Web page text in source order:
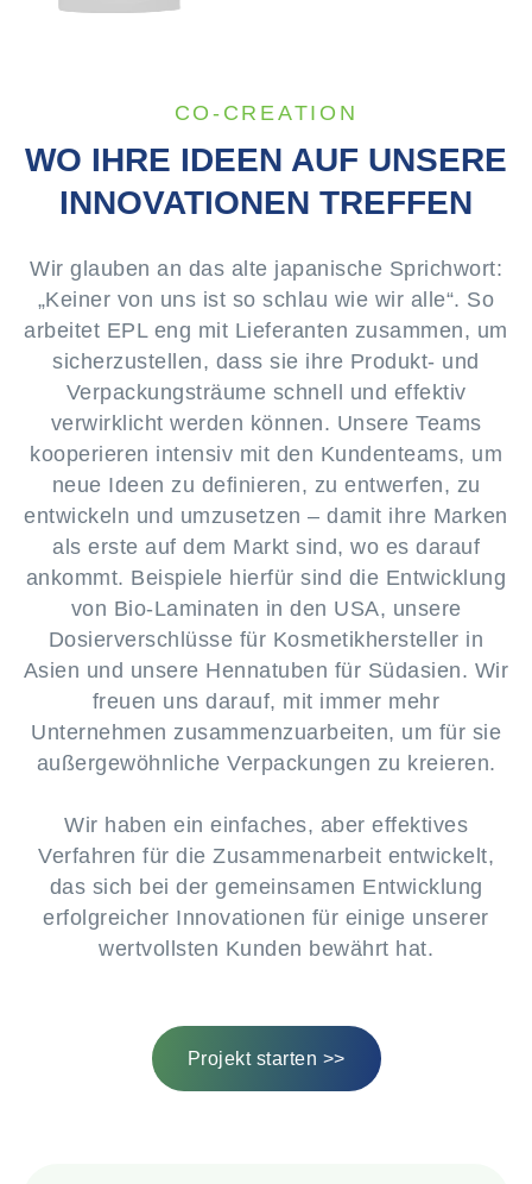
CO-CREATION
WO IHRE IDEEN AUF UNSERE
INNOVATIONEN TREFFEN
Projekt starten >>
Wir glauben an das alte japanische Sprichwort:
„Keiner von uns ist so schlau wie wir alle“. So
arbeitet EPL eng mit Lieferanten zusammen, um
sicherzustellen, dass sie ihre Produkt- und
Verpackungsträume schnell und effektiv
verwirklicht werden können. Unsere Teams
kooperieren intensiv mit den Kundenteams, um
neue Ideen zu definieren, zu entwerfen, zu
entwickeln und umzusetzen – damit ihre Marken
als erste auf dem Markt sind, wo es darauf
ankommt. Beispiele hierfür sind die Entwicklung
von Bio-Laminaten in den USA, unsere
Dosierverschlüsse für Kosmetikhersteller in
Asien und unsere Hennatuben für Südasien. Wir
freuen uns darauf, mit immer mehr
Unternehmen zusammenzuarbeiten, um für sie
außergewöhnliche Verpackungen zu kreieren.
Wir haben ein einfaches, aber effektives
Verfahren für die Zusammenarbeit entwickelt,
das sich bei der gemeinsamen Entwicklung
erfolgreicher Innovationen für einige unserer
wertvollsten Kunden bewährt hat.